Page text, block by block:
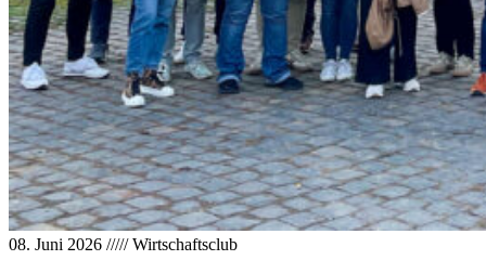
08. Juni 2026 /////Wirtschaftsclub